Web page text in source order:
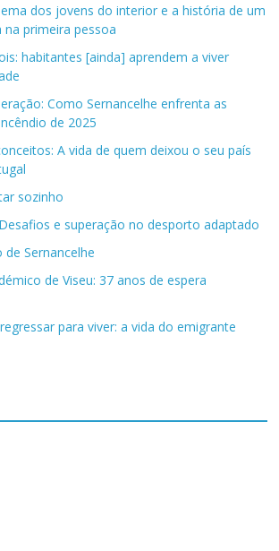
dos jovens do interior e a história de um
primeira pessoa
habitantes [ainda] aprendem a viver
Como Sernancelhe enfrenta as
de 2025
A vida de quem deixou o seu país
sozinho
e superação no desporto adaptado
Sernancelhe
de Viseu: 37 anos de espera
para viver: a vida do emigrante